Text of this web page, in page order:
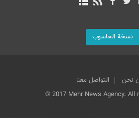
نسخة الحاسوب
نحن
التواصل معنا
© 2017 Mehr News Agency. All